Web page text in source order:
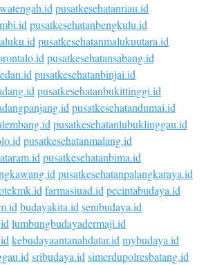
pusatkesehatanriau.id
pusatkesehatanbengkulu.id
pusatkesehatanmalukuutara.id
pusatkesehatansabang.id
pusatkesehatanbinjai.id
pusatkesehatanbukittinggi.id
pusatkesehatandumai.id
pusatkesehatanlubuklinggau.id
pusatkesehatanmalang.id
pusatkesehatanbima.id
pusatkesehatanpalangkaraya.id
farmasiuad.idpecintabudaya.id
budayakita.idsenibudaya.id
lumbungbudayadermaji.id
kebudayaantanahdatar.idmybudaya.id
sribudaya.idsimerdupolresbatang.id